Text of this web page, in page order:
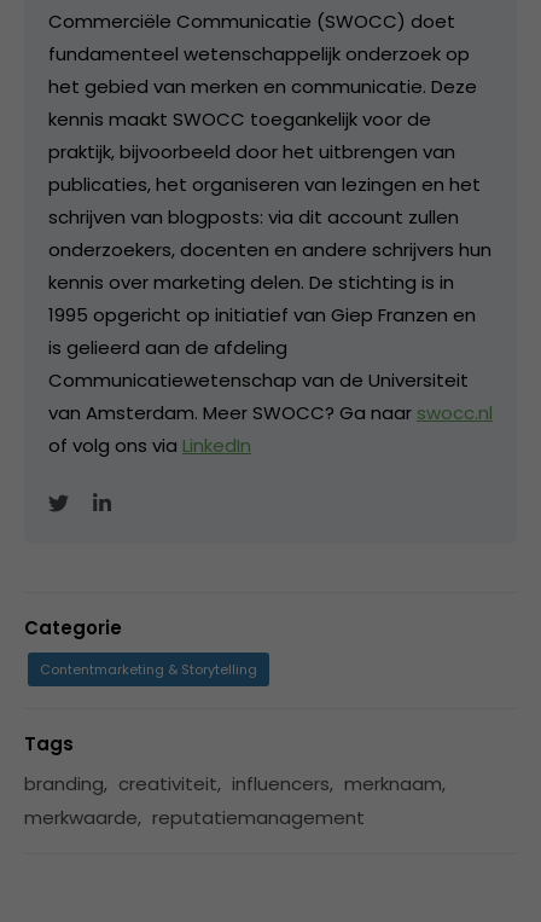
Commerciële Communicatie (SWOCC) doet
fundamenteel wetenschappelijk onderzoek op
het gebied van merken en communicatie. Deze
kennis maakt SWOCC toegankelijk voor de
praktijk, bijvoorbeeld door het uitbrengen van
publicaties, het organiseren van lezingen en het
schrijven van blogposts: via dit account zullen
onderzoekers, docenten en andere schrijvers hun
kennis over marketing delen. De stichting is in
1995 opgericht op initiatief van Giep Franzen en
is gelieerd aan de afdeling
Communicatiewetenschap van de Universiteit
van Amsterdam. Meer SWOCC? Ga naar swocc.nl
of volg ons via LinkedIn
Categorie
Contentmarketing & Storytelling
Tags
branding, creativiteit, influencers, merknaam,
merkwaarde, reputatiemanagement